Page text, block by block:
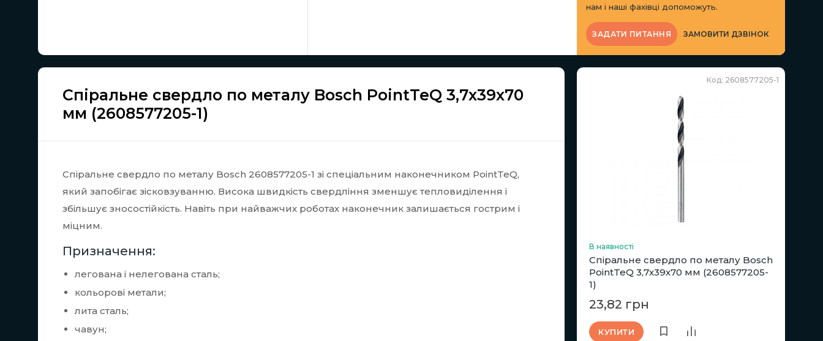
нам і наші фахівці допоможуть.
ЗАДАТИ ПИТАННЯ ЗАМОВИТИ ДЗВІНОК
Спіральне свердло по металу Bosch PointTeQ 3,7х39х70
мм (2608577205-1)
Спіральне свердло по металу Bosch 2608577205-1 зі спеціальним наконечником PointTeQ,
який запобігає зісковзуванню. Висока швидкість свердління зменшує тепловиділення і
збільшує зносостійкість. Навіть при найважчих роботах наконечник залишається гострим і
міцним.
Призначення:
легована і нелегована сталь;
кольорові метали;
лита сталь;
чавун;
Код: 2608577205-1
В наявності
Спіральне свердло по металу Bosch
PointTeQ 3,7х39х70 мм (2608577205-
1)
23,82 грн
КУПИТИ